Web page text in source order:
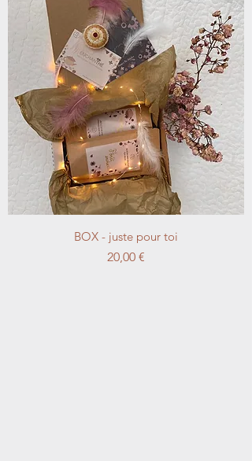
BOX - juste pour toi
Prix
20,00 €